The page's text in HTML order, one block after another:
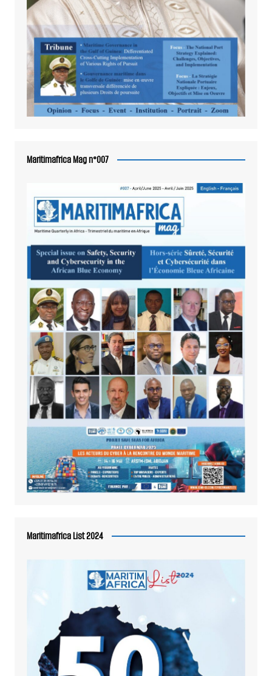
Maritimafrica Mag n°007
Maritimafrica List 2024